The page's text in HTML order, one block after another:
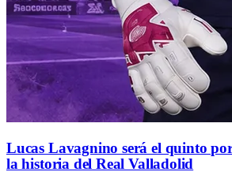
Lucas Lavagnino será el quinto
la historia del Real Valladolid